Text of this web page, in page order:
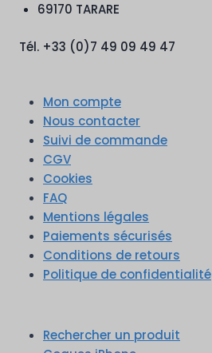
69170 TARARE
Tél. +33 (0)7 49 09 49 47
Mon compte
Nous contacter
Suivi de commande
CGV
Cookies
FAQ
Mentions légales
Paiements sécurisés
Conditions de retours
Politique de confidentialité
Rechercher un produit